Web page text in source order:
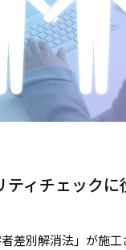
ティチェックに
差別解消法」が施